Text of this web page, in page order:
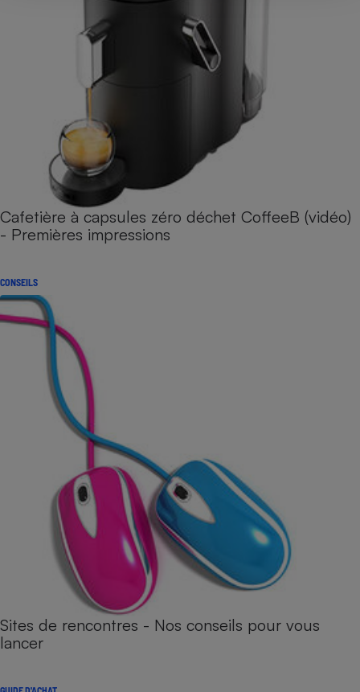
Cafetière à capsules zéro déchet CoffeeB (vidéo)
- Premières impressions
CONSEILS
Sites de rencontres - Nos conseils pour vous
lancer